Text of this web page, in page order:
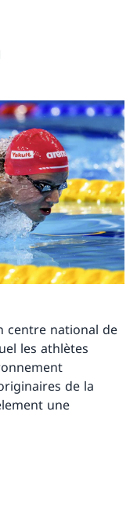
centre national de
les athlètes
de la
une